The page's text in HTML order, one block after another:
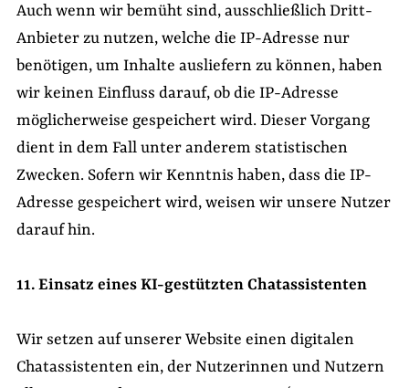
Auch wenn wir bemüht sind, ausschließlich Dritt-
Anbieter zu nutzen, welche die IP-Adresse nur
benötigen, um Inhalte ausliefern zu können, haben
wir keinen Einfluss darauf, ob die IP-Adresse
möglicherweise gespeichert wird. Dieser Vorgang
dient in dem Fall unter anderem statistischen
Zwecken. Sofern wir Kenntnis haben, dass die IP-
Adresse gespeichert wird, weisen wir unsere Nutzer
darauf hin.
11. Einsatz eines KI-gestützten Chatassistenten
Wir setzen auf unserer Website einen digitalen
Chatassistenten ein, der Nutzerinnen und Nutzern